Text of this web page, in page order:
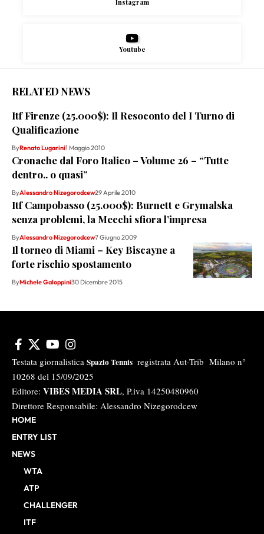
Instagram
Youtube
RELATED NEWS
Itf Firenze (25.000$): Il Resoconto del I Turno di
Qualificazione
ByRenato Lugarini1 Maggio 2010
Cronache dal Foro Italico – Volume 26 – “Tutte
dentro.. o quasi”
ByAlessandro Nizegorodcew29 Aprile 2010
Itf Campobasso (25.000$): Burnett e Grymalska
senza problemi, la Mecchi sfiora l’impresa
ByAlessandro Nizegorodcew7 Giugno 2009
Il torneo di Miami – Key Biscayne a
forte rischio spostamento
ByMichele Galoppini30 Dicembre 2015
Testata giornalistica Spazio Tennis registrata Aut-Trib Milano n°
10268 del 15/09/2025
Editore: VIBES MEDIA SRL, P.iva 14250480960
Direttore Responsabile: Alessandro Nizegorodcew
HOME
ENTRY LIST
NEWS
WTA
ATP
CHALLENGER
ITF